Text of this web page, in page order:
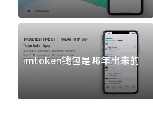
imtoken钱包是哪年出来的？
一文给你说清楚